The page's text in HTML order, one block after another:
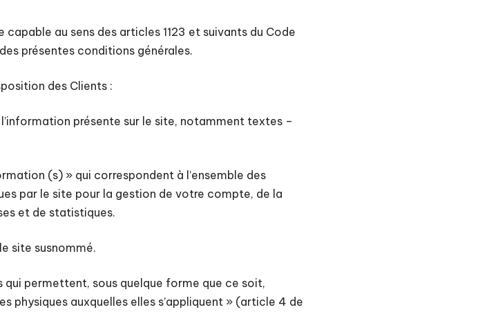
au sens des articles 1123 et suivants du Code
présentes conditions générales.
des Clients :
présente sur le site, notamment textes –
(s) » qui correspondent à l’ensemble des
par le site pour la gestion de votre compte, de la
et de statistiques.
site susnommé.
qui permettent, sous quelque forme que ce soit,
physiques auxquelles elles s’appliquent » (article 4 de